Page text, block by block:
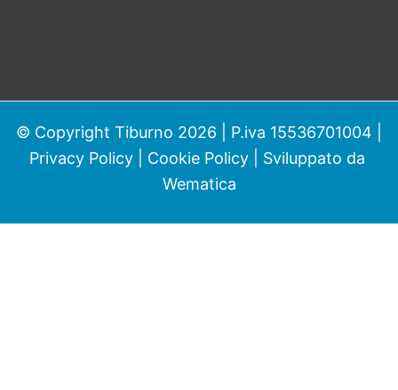
© Copyright Tiburno 2026 | P.iva 15536701004 |
Privacy Policy| Cookie Policy| Sviluppato da
Wematica